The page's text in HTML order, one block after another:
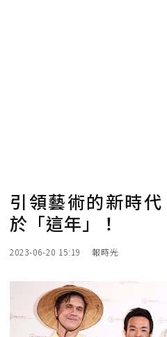
引領藝術的新時
於「這年」！
2023-06-20 15:19 報時光